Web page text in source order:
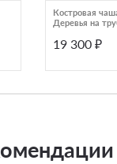
Костровая
Деревья на
19 300 ₽